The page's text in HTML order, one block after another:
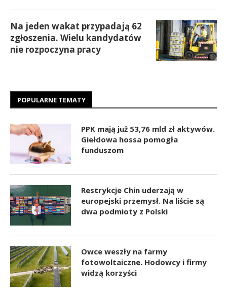
Na jeden wakat przypadają 62
zgłoszenia. Wielu kandydatów
nie rozpoczyna pracy
POPULARNE TEMATY
PPK mają już 53,76 mld zł aktywów.
Giełdowa hossa pomogła
funduszom
Restrykcje Chin uderzają w
europejski przemysł. Na liście są
dwa podmioty z Polski
Owce weszły na farmy
fotowoltaiczne. Hodowcy i firmy
widzą korzyści